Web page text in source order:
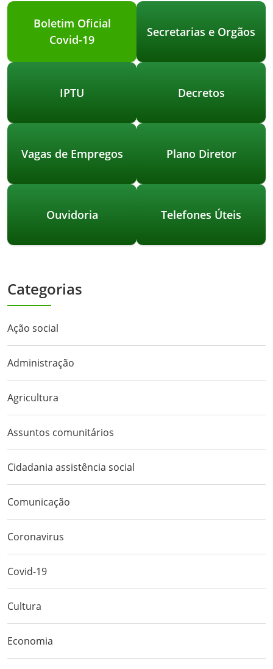
Boletim Oficial
Covid-19
Secretarias e Orgãos
IPTU Decretos
Vagas de Empregos Plano Diretor
Ouvidoria Telefones Úteis
Categorias
Ação social
Administração
Agricultura
Assuntos comunitários
Cidadania assistência social
Comunicação
Coronavirus
Covid-19
Cultura
Economia